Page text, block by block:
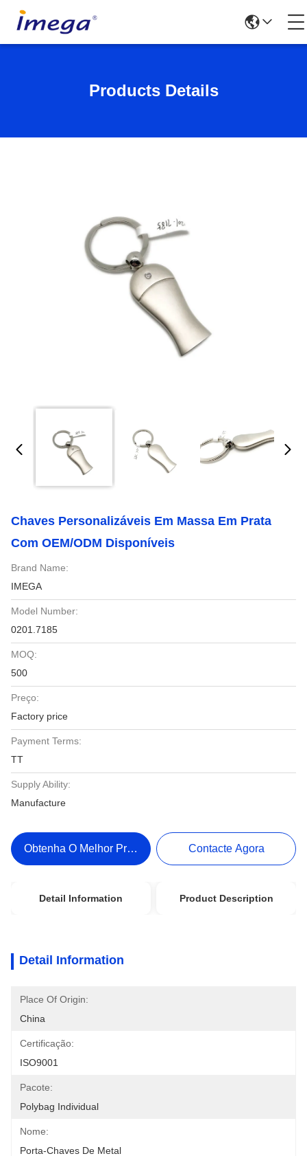
Products Details
Chaves Personalizáveis Em Massa Em Prata
Com OEM/ODM Disponíveis
Brand Name:
IMEGA
Model Number:
0201.7185
MOQ:
500
Preço:
Factory price
Payment Terms:
TT
Supply Ability:
Manufacture
Obtenha O Melhor Preço Contacte Agora
Detail Information Product Description
Detail Information
Place Of Origin:
China
Certificação:
ISO9001
Pacote:
Polybag Individual
Nome:
Porta-Chaves De Metal